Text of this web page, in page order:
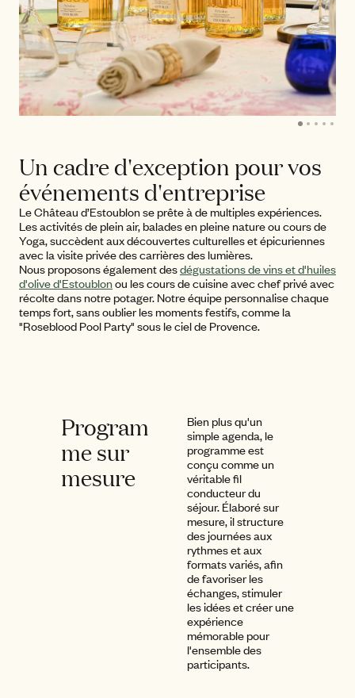
Un cadre d'exception pour vos
événements d'entreprise
Le Château d’Estoublon se prête à de multiples expériences.
Les activités de plein air, balades en pleine nature ou cours de
Yoga, succèdent aux découvertes culturelles et épicuriennes
avec la visite privée des carrières des lumières.
Nous proposons également desdégustations de vins et d'huiles
d'olive d'Estoublonou les cours de cuisine avec chef privé avec
récolte dans notre potager. Notre équipe personnalise chaque
temps fort, sans oublier les moments festifs, comme la
"Roseblood Pool Party" sous le ciel de Provence.
Program
me sur
mesure
Bien plus qu'un
simple agenda, le
programme est
conçu comme un
véritable fil
conducteur du
séjour. Élaboré sur
mesure, il structure
des journées aux
rythmes et aux
formats variés, afin
de favoriser les
échanges, stimuler
les idées et créer une
expérience
mémorable pour
l'ensemble des
participants.